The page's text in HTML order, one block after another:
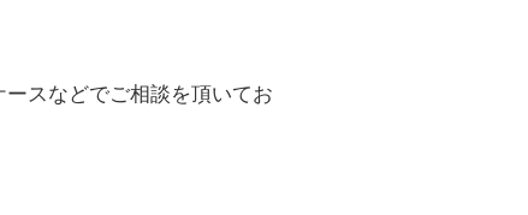
スなどでご相談を頂いてお